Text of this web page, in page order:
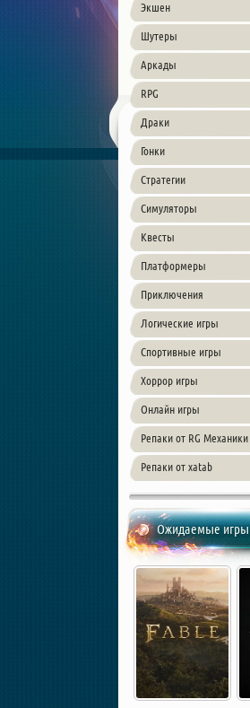
Экшен
Шутеры
Аркады
RPG
Драки
Гонки
Стратегии
Симуляторы
Квесты
Платформеры
Приключения
Логические игры
Спортивные игры
Хоррор игры
Онлайн игры
Репаки от RG Механики
Репаки от xatab
Ожидаемые игры